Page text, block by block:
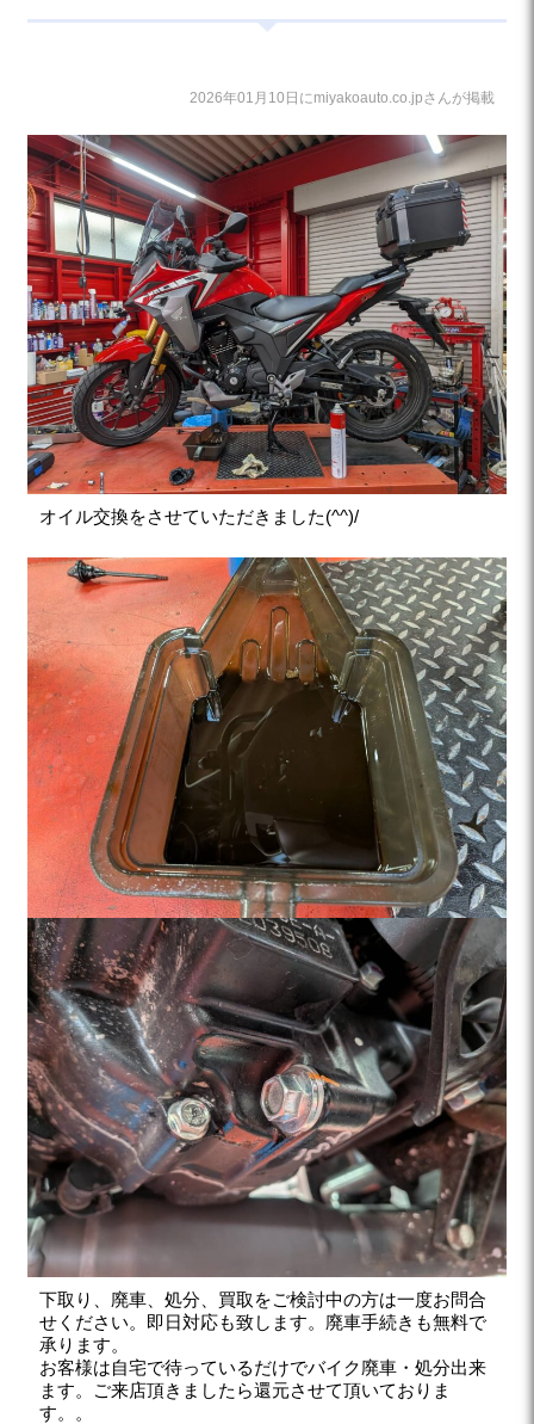
2026年01月10日にmiyakoauto.co.jpさんが掲載
オイル交換をさせていただきました(^^)/
下取り、廃車、処分、買取をご検討中の方は一度お問合
せください。即日対応も致します。廃車手続きも無料で
承ります。
お客様は自宅で待っているだけでバイク廃車・処分出来
ます。ご来店頂きましたら還元させて頂いておりま
す。。